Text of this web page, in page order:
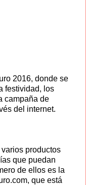
2016, donde se
festividad, los
campaña de
del internet.
productos
que puedan
de ellos es la
que está